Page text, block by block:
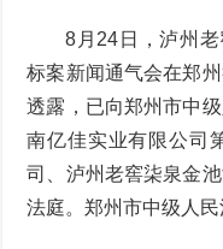
8月24日，泸州老
标案新闻通气会在郑
透露，已向郑州市中
南亿佳实业有限公司
司、泸州老窖柒泉金
法庭。郑州市中级人